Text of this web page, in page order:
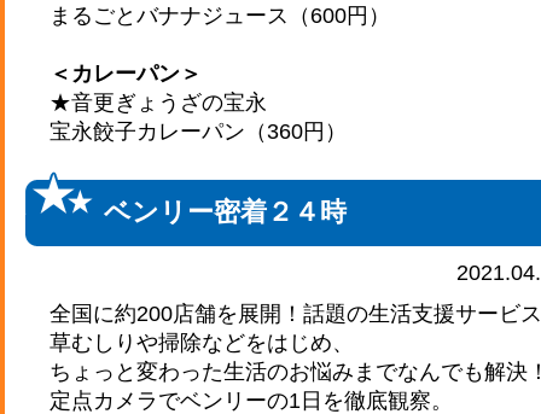
まるごとバナナジュース（600円）
＜カレーパン＞
★音更ぎょうざの宝永
宝永餃子カレーパン（360円）
ベンリー密着２４時
全国に約200店舗を展開！話題の生活支援サービ
草むしりや掃除などをはじめ、
ちょっと変わった生活のお悩みまでなんでも解決
定点カメラでベンリーの1日を徹底観察。